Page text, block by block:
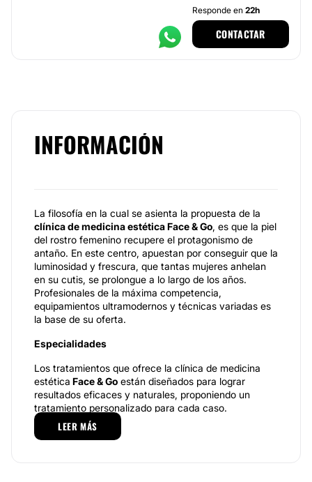
Responde en 22h
CONTACTAR
INFORMACIÓN
La filosofía en la cual se asienta la propuesta de la
clínica de medicina estética Face & Go, es que la piel
del rostro femenino recupere el protagonismo de
antaño. En este centro, apuestan por conseguir que la
luminosidad y frescura, que tantas mujeres anhelan
en su cutis, se prolongue a lo largo de los años.
Profesionales de la máxima competencia,
equipamientos ultramodernos y técnicas variadas es
la base de su oferta.
Especialidades
Los tratamientos que ofrece la clínica de medicina
estética Face & Go están diseñados para lograr
resultados eficaces y naturales, proponiendo un
tratamiento personalizado para cada caso.
Destacan los tratamientos corporales combinados
LEER MÁS